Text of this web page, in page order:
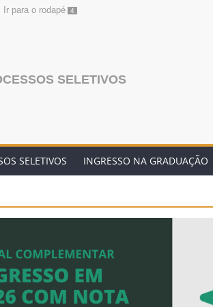
Ir para o rodapé 4
SELETIVOS
SELETIVOS INGRESSO NA GRADUAÇÃO